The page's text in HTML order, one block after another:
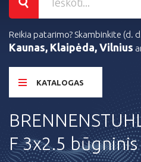
Reikia patarimo? Skambinkite (d.
Kaunas, Klaipėda, Vilnius
KATALOGAS
F 3x2.5